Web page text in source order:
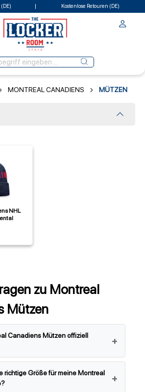
Kostenlose Retouren (DE)
MONTREAL CANADIENS MÜTZEN
NHL
zu Montreal
Mützen
Canadiens Mützen offiziell
richtige Größe für meine Montreal